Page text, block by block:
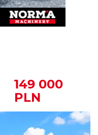
149 000
PLN